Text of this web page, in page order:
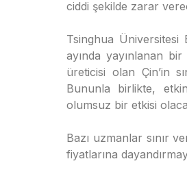
ciddi şekilde zarar
Tsinghua Üniversitesi
ayında yayınlanan
üreticisi olan Çin’in
Bununla birlikte,
olumsuz bir etkisi
Bazı uzmanlar sınır
fiyatlarına